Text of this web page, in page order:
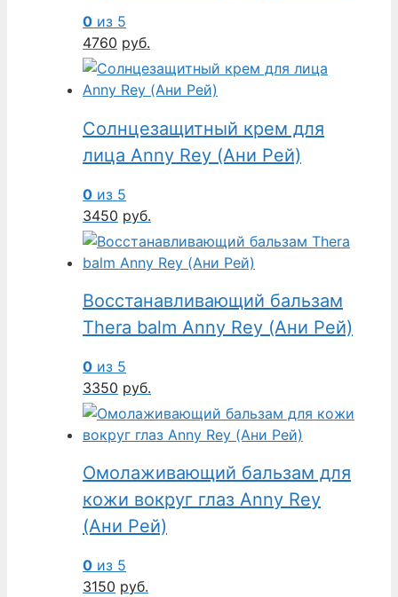
0 из 5
4760 руб.
Солнцезащитный крем для
лица Anny Rey (Ани Рей)
0 из 5
3450 руб.
Восстанавливающий бальзам
Thera balm Anny Rey (Ани Рей)
0 из 5
3350 руб.
Омолаживающий бальзам для
кожи вокруг глаз Anny Rey
(Ани Рей)
0 из 5
3150 руб.